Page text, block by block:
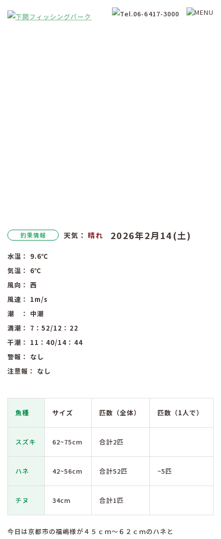
釣果情報 天気： 晴れ 2026年2月14(土)
水温： 9.6℃
気温： 6℃
風向：西
風速： 1m/s
潮 ： 中潮
満潮： 7：52/12：22
干潮： 11：40/14：44
警報： なし
注意報： なし
魚種 サイズ 匹数（全体） 匹数（1人で）
スズキ 62~75cm 合計2匹
ハネ 42~56cm 合計52匹 ~5匹
チヌ 34cm 合計1匹
今日は京都市の福嶋様が４５ｃｍ～６２ｃｍのハネと